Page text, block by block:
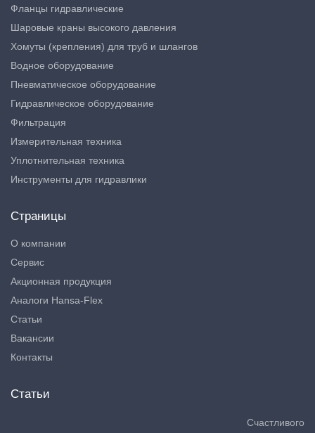
Фланцы гидравлические
Шаровые краны высокого давления
Хомуты (крепления) для труб и шлангов
Водное оборудование
Пневматическое оборудование
Гидравлическое оборудование
Фильтрация
Измерительная техника
Уплотнительная техника
Инструменты для гидравлики
Страницы
О компании
Сервис
Акционная продукция
Аналоги Hansa-Flex
Статьи
Вакансии
Контакты
Статьи
Счастливого